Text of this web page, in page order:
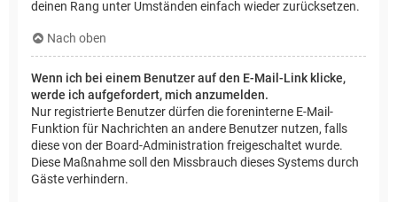
deinen Rang unter Umständen einfach wieder zurücksetzen.
Nach oben
Wenn ich bei einem Benutzer auf den E-Mail-Link klicke,
werde ich aufgefordert, mich anzumelden.
Nur registrierte Benutzer dürfen die foreninterne E-Mail-
Funktion für Nachrichten an andere Benutzer nutzen, falls
diese von der Board-Administration freigeschaltet wurde.
Diese Maßnahme soll den Missbrauch dieses Systems durch
Gäste verhindern.